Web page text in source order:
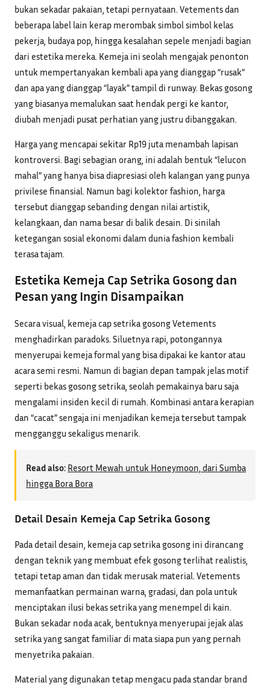
bukan sekadar pakaian, tetapi pernyataan. Vetements dan
beberapa label lain kerap merombak simbol simbol kelas
pekerja, budaya pop, hingga kesalahan sepele menjadi bagian
dari estetika mereka. Kemeja ini seolah mengajak penonton
untuk mempertanyakan kembali apa yang dianggap “rusak”
dan apa yang dianggap “layak” tampil di runway. Bekas gosong
yang biasanya memalukan saat hendak pergi ke kantor,
diubah menjadi pusat perhatian yang justru dibanggakan.
Harga yang mencapai sekitar Rp19 juta menambah lapisan
kontroversi. Bagi sebagian orang, ini adalah bentuk “lelucon
mahal” yang hanya bisa diapresiasi oleh kalangan yang punya
privilese finansial. Namun bagi kolektor fashion, harga
tersebut dianggap sebanding dengan nilai artistik,
kelangkaan, dan nama besar di balik desain. Di sinilah
ketegangan sosial ekonomi dalam dunia fashion kembali
terasa tajam.
Estetika Kemeja Cap Setrika Gosong dan
Pesan yang Ingin Disampaikan
Secara visual, kemeja cap setrika gosong Vetements
menghadirkan paradoks. Siluetnya rapi, potongannya
menyerupai kemeja formal yang bisa dipakai ke kantor atau
acara semi resmi. Namun di bagian depan tampak jelas motif
seperti bekas gosong setrika, seolah pemakainya baru saja
mengalami insiden kecil di rumah. Kombinasi antara kerapian
dan “cacat” sengaja ini menjadikan kemeja tersebut tampak
mengganggu sekaligus menarik.
Read also: Resort Mewah untuk Honeymoon, dari Sumba
hingga Bora Bora
Detail Desain Kemeja Cap Setrika Gosong
Pada detail desain, kemeja cap setrika gosong ini dirancang
dengan teknik yang membuat efek gosong terlihat realistis,
tetapi tetap aman dan tidak merusak material. Vetements
memanfaatkan permainan warna, gradasi, dan pola untuk
menciptakan ilusi bekas setrika yang menempel di kain.
Bukan sekadar noda acak, bentuknya menyerupai jejak alas
setrika yang sangat familiar di mata siapa pun yang pernah
menyetrika pakaian.
Material yang digunakan tetap mengacu pada standar brand